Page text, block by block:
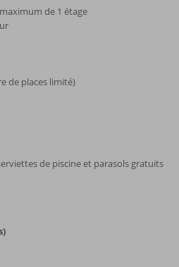
de 1 étage
de places limité)
de piscine et parasols gratuits